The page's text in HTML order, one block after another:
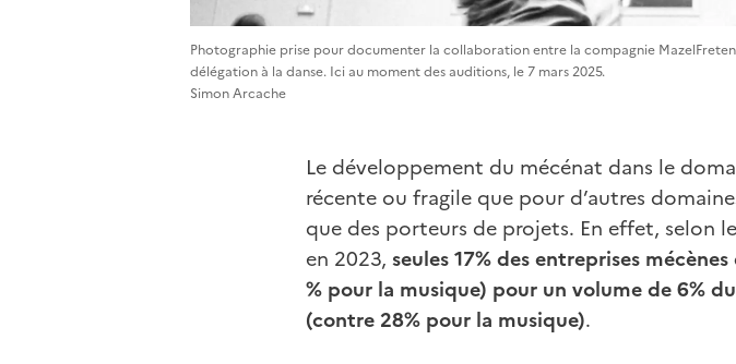
Photographie prise pour documenter la collaboration entre la compagnie
délégation à la danse. Ici au moment des auditions, le 7 mars 2025.
Simon Arcache
Le développement du mécénat dans le
récente ou fragile que pour d’autres
que des porteurs de projets. En effet, selon
en 2023, seules 17% des entreprises
% pour la musique) pour un volume de 6%
(contre 28% pour la musique).